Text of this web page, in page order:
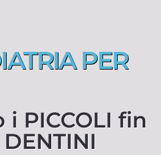
PER
i PICCOLI fin